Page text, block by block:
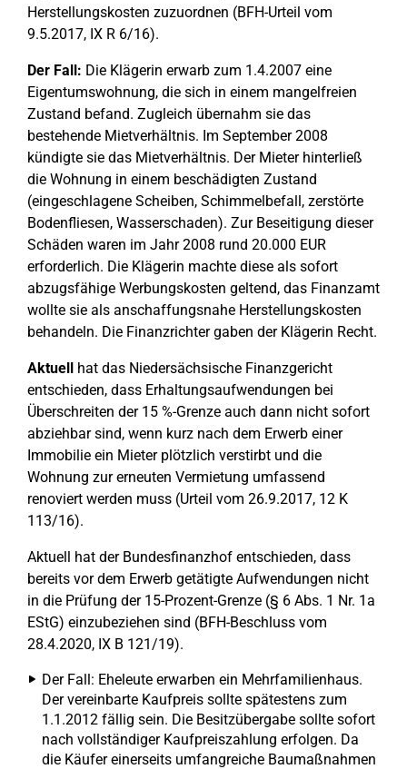
Herstellungskosten zuzuordnen (BFH-Urteil vom
9.5.2017, IX R 6/16).
Der Fall: Die Klägerin erwarb zum 1.4.2007 eine
Eigentumswohnung, die sich in einem mangelfreien
Zustand befand. Zugleich übernahm sie das
bestehende Mietverhältnis. Im September 2008
kündigte sie das Mietverhältnis. Der Mieter hinterließ
die Wohnung in einem beschädigten Zustand
(eingeschlagene Scheiben, Schimmelbefall, zerstörte
Bodenfliesen, Wasserschaden). Zur Beseitigung dieser
Schäden waren im Jahr 2008 rund 20.000 EUR
erforderlich. Die Klägerin machte diese als sofort
abzugsfähige Werbungskosten geltend, das Finanzamt
wollte sie als anschaffungsnahe Herstellungskosten
behandeln. Die Finanzrichter gaben der Klägerin Recht.
Aktuell hat das Niedersächsische Finanzgericht
entschieden, dass Erhaltungsaufwendungen bei
Überschreiten der 15 %-Grenze auch dann nicht sofort
abziehbar sind, wenn kurz nach dem Erwerb einer
Immobilie ein Mieter plötzlich verstirbt und die
Wohnung zur erneuten Vermietung umfassend
renoviert werden muss (Urteil vom 26.9.2017, 12 K
113/16).
Aktuell hat der Bundesfinanzhof entschieden, dass
bereits vor dem Erwerb getätigte Aufwendungen nicht
in die Prüfung der 15-Prozent-Grenze (§ 6 Abs. 1 Nr. 1a
EStG) einzubeziehen sind (BFH-Beschluss vom
28.4.2020, IX B 121/19).
Der Fall: Eheleute erwarben ein Mehrfamilienhaus.
Der vereinbarte Kaufpreis sollte spätestens zum
1.1.2012 fällig sein. Die Besitzübergabe sollte sofort
nach vollständiger Kaufpreiszahlung erfolgen. Da
die Käufer einerseits umfangreiche Baumaßnahmen